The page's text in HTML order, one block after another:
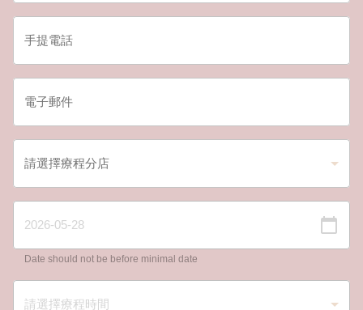
Date should not be before minimal date